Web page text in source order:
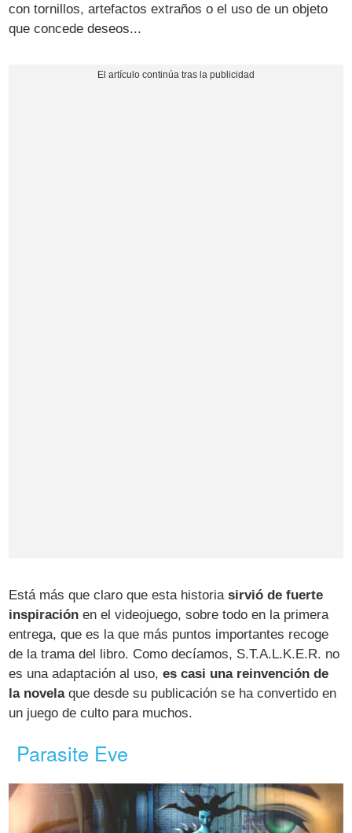
con tornillos, artefactos extraños o el uso de un objeto
que concede deseos...
Está más que claro que esta historiasirvió de fuerte
inspiración en el videojuego, sobre todo en la primera
entrega, que es la que más puntos importantes recoge
de la trama del libro. Como decíamos, S.T.A.L.K.E.R. no
es una adaptación al uso,es casi una reinvención de
la novelaque desde su publicación se ha convertido en
un juego de culto para muchos.
Parasite Eve